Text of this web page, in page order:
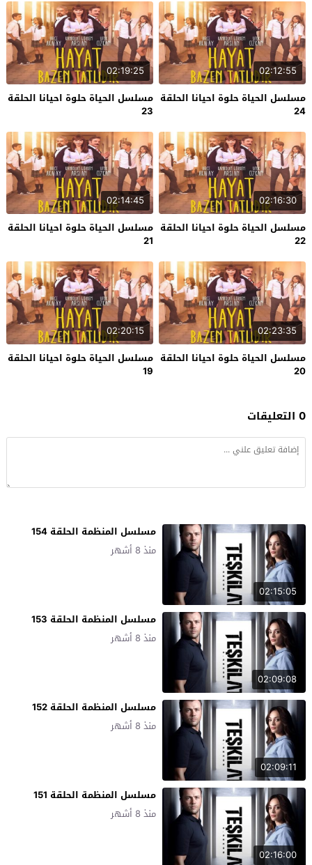
02:12:55
مسلسل الحياة حلوة احيانا الحلقة
24
02:19:25
مسلسل الحياة حلوة احيانا الحلقة
23
02:16:30
مسلسل الحياة حلوة احيانا الحلقة
22
02:14:45
مسلسل الحياة حلوة احيانا الحلقة
21
02:23:35
مسلسل الحياة حلوة احيانا الحلقة
20
02:20:15
مسلسل الحياة حلوة احيانا الحلقة
19
0 التعليقات
02:15:05
مسلسل المنظمة الحلقة 154
منذ 8 أشهر
02:09:08
مسلسل المنظمة الحلقة 153
منذ 8 أشهر
02:09:11
مسلسل المنظمة الحلقة 152
منذ 8 أشهر
02:16:00
مسلسل المنظمة الحلقة 151
منذ 8 أشهر